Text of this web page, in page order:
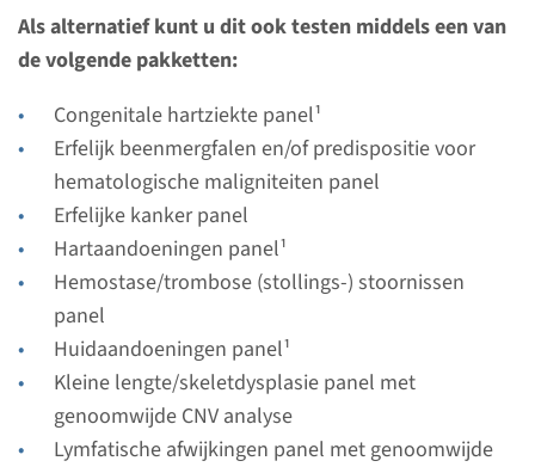
Als alternatief kunt u dit ook testen middels een van
de volgende pakketten:
Congenitale hartziekte panel¹
Erfelijk beenmergfalen en/of predispositie voor
hematologische maligniteiten panel
Erfelijke kanker panel
Hartaandoeningen panel¹
Hemostase/trombose (stollings-) stoornissen
panel
Huidaandoeningen panel¹
Kleine lengte/skeletdysplasie panel met
genoomwijde CNV analyse
Lymfatische afwijkingen panel met genoomwijde
Bekijk
Toevoegen
Gen
PTPN11 - LEOPARD
syndroom
Doorlooptijd
Volledige analyse: 8 weken / Gerichte analyse: 4
weken
Uitvoerend laboratorium
Radboudumc